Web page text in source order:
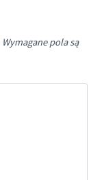
Wymagane pola są